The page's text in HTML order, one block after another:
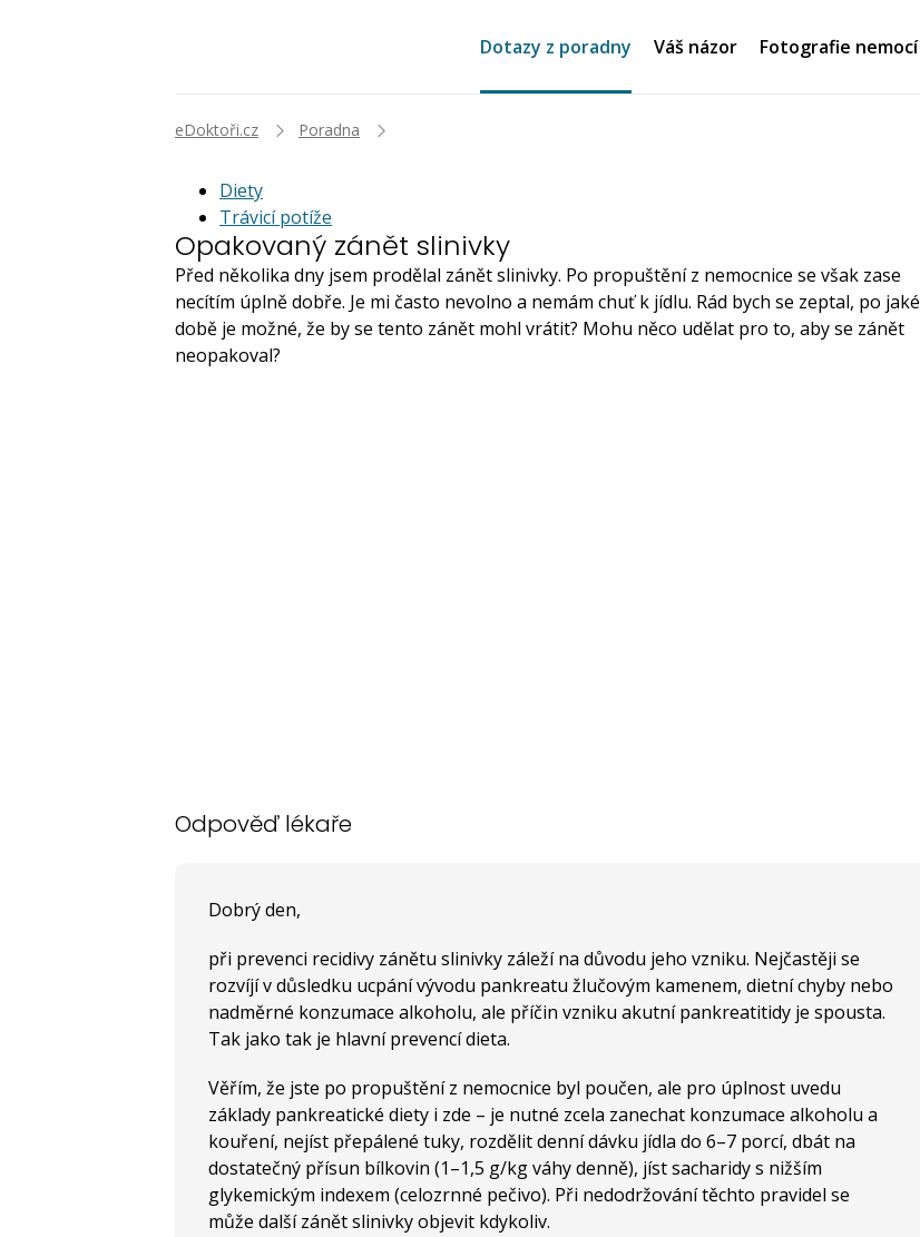
Dotazy z poradny Váš názor Fotografie nemocí
eDoktoři.cz Poradna
Diety
Trávicí potíže
Opakovaný zánět slinivky
Před několika dny jsem prodělal zánět slinivky. Po propuštění z nemocnice se však zase
necítím úplně dobře. Je mi často nevolno a nemám chuť k jídlu. Rád bych se zeptal, po jaké
době je možné, že by se tento zánět mohl vrátit? Mohu něco udělat pro to, aby se zánět
neopakoval?
Odpověď lékaře
Dobrý den,
při prevenci recidivy zánětu slinivky záleží na důvodu jeho vzniku. Nejčastěji se
rozvíjí v důsledku ucpání vývodu pankreatu žlučovým kamenem, dietní chyby nebo
nadměrné konzumace alkoholu, ale příčin vzniku akutní pankreatitidy je spousta.
Tak jako tak je hlavní prevencí dieta.
Věřím, že jste po propuštění z nemocnice byl poučen, ale pro úplnost uvedu
základy pankreatické diety i zde – je nutné zcela zanechat konzumace alkoholu a
kouření, nejíst přepálené tuky, rozdělit denní dávku jídla do 6–7 porcí, dbát na
dostatečný přísun bílkovin (1–1,5 g/kg váhy denně), jíst sacharidy s nižším
glykemickým indexem (celozrnné pečivo). Při nedodržování těchto pravidel se
může další zánět slinivky objevit kdykoliv.